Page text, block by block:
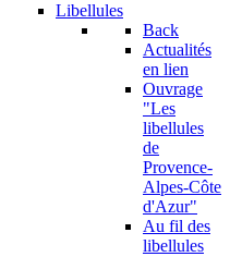
Libellules
Back
Actualités
en lien
Ouvrage
"Les
libellules
de
Provence-
Alpes-Côte
d'Azur"
Au fil des
libellules